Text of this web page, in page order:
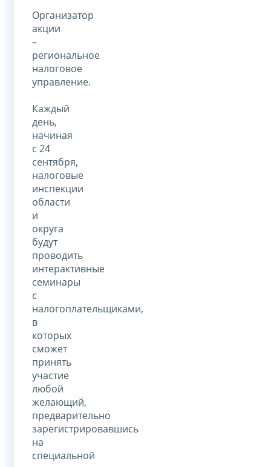
Организатор
акции
–
региональное
налоговое
управление.
Каждый
день,
начиная
с 24
сентября,
налоговые
инспекции
области
и
округа
будут
проводить
интерактивные
семинары
с
налогоплательщиками,
в
которых
сможет
принять
участие
любой
желающий,
предварительно
зарегистрировавшись
на
специальной